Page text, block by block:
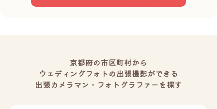
京都府の市区町村から
ウェディングフォトの出張撮影ができる
出張カメラマン・フォトグラファーを探す